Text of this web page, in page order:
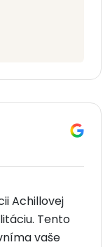
Achillovej
Tento
vaše